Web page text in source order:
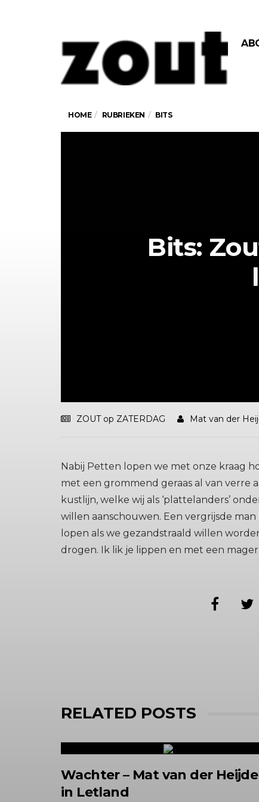
HOME RUBRIEKEN BITS
Bits:
ZOUT op ZATERDAG Mat van der
Nabij Petten lopen we met onze kraag
met een grommend geraas al van verre
kustlijn, welke wij als ‘plattelanders’
willen aanschouwen. Een vergrijsde
lopen als we gezandstraald willen
drogen. Ik lik je lippen en met een mager
RELATED POSTS
Wachter – Mat van der
in Letland